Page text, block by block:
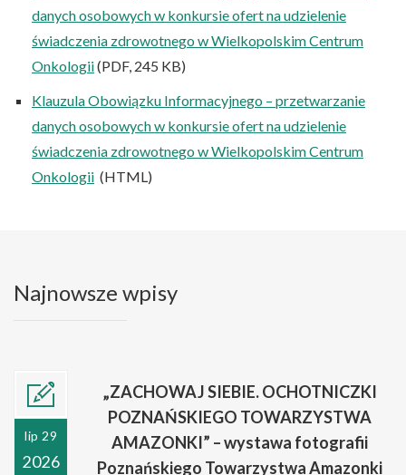
danych osobowych w konkursie ofert na udzielenie
świadczenia zdrowotnego w Wielkopolskim Centrum
Onkologii(PDF, 245 KB)
Klauzula Obowiązku Informacyjnego – przetwarzanie
danych osobowych w konkursie ofert na udzielenie
świadczenia zdrowotnego w Wielkopolskim Centrum
Onkologii (HTML)
Najnowsze wpisy
lip 29
2026
„ZACHOWAJ SIEBIE. OCHOTNICZKI
POZNAŃSKIEGO TOWARZYSTWA
AMAZONKI” – wystawa fotografii
Poznańskiego Towarzystwa Amazonki